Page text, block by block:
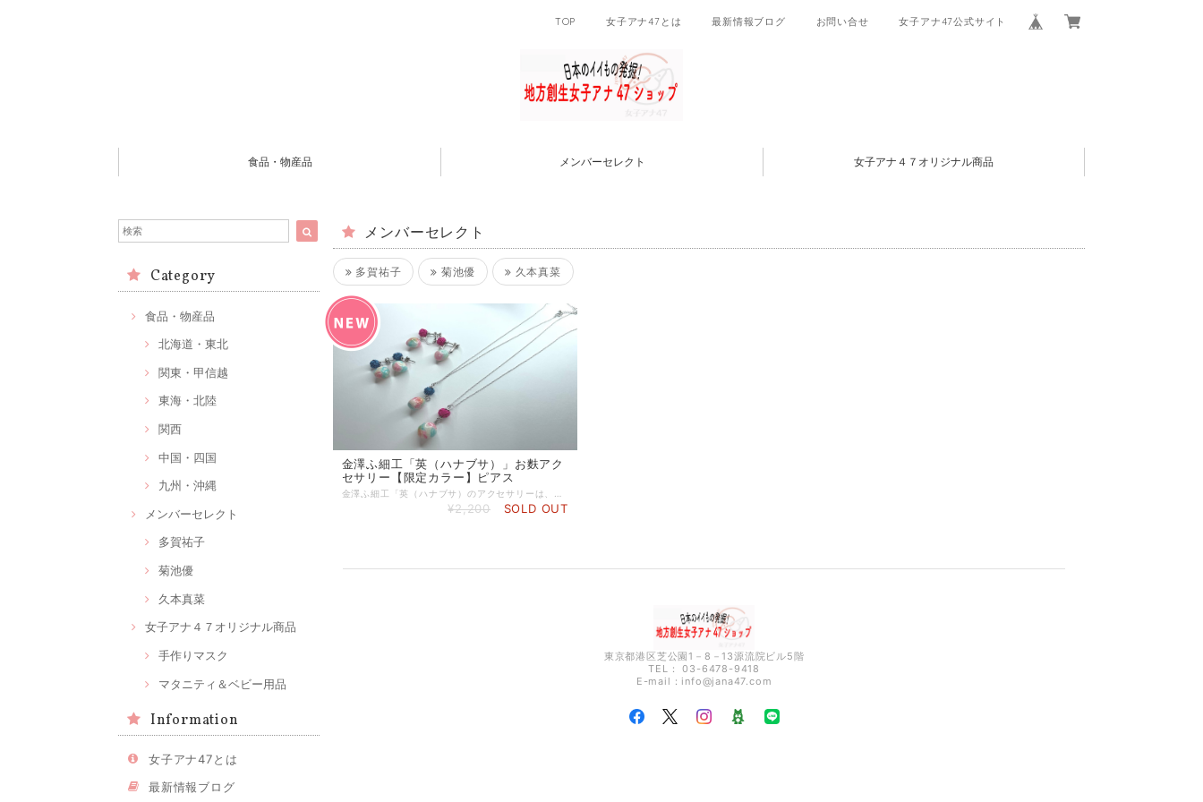
TOP 女子アナ47とは 最新情報ブログ お問い合せ 女子アナ47公式サイト
食品・物産品 メンバーセレクト 女子アナ４７オリジナル商品
Category
食品・物産品
北海道・東北
関東・甲信越
東海・北陸
関西
中国・四国
九州・沖縄
メンバーセレクト
多賀祐子
菊池優
久本真菜
女子アナ４７オリジナル商品
手作りマスク
マタニティ＆ベビー用品
Information
女子アナ47とは
最新情報ブログ
メンバーセレクト
多賀祐子 菊池優 久本真菜
金澤ふ細工「英（ハナブサ）」お麩アク
セサリー【限定カラー】ピアス
¥2,200 SOLD OUT
東京都港区芝公園1－8－13源流院ビル5階
TEL： 03-6478-9418
E-mail： info@jana47.com